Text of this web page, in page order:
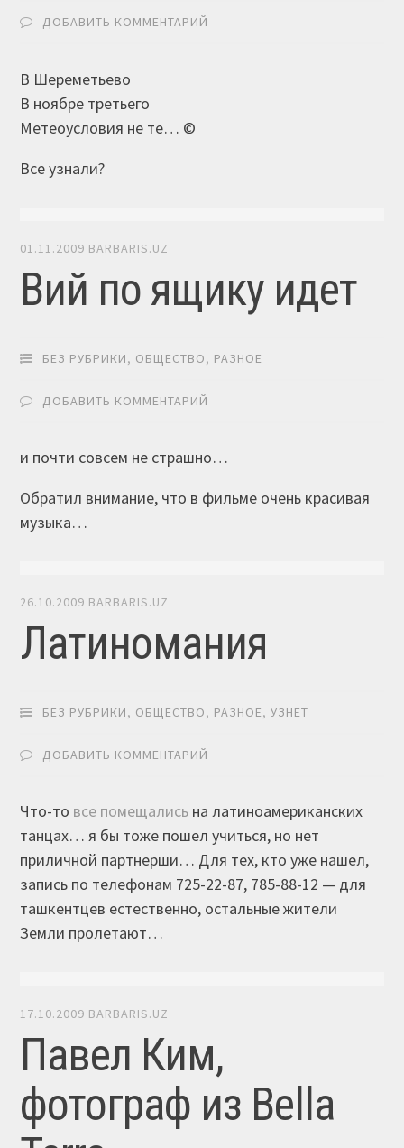
ДОБАВИТЬ КОММЕНТАРИЙ
В Шереметьево
В ноябре третьего
Метеоусловия не те… ©
Все узнали?
01.11.2009 BARBARIS.UZ
Вий по ящику идет
БЕЗ РУБРИКИ, ОБЩЕСТВО, РАЗНОЕ
ДОБАВИТЬ КОММЕНТАРИЙ
и почти совсем не страшно…
Обратил внимание, что в фильме очень красивая
музыка…
26.10.2009 BARBARIS.UZ
Латиномания
БЕЗ РУБРИКИ, ОБЩЕСТВО, РАЗНОЕ,УЗНЕТ
ДОБАВИТЬ КОММЕНТАРИЙ
Что-то все помещались на латиноамериканских
танцах… я бы тоже пошел учиться, но нет
приличной партнерши… Для тех, кто уже нашел,
запись по телефонам 725-22-87, 785-88-12 — для
ташкентцев естественно, остальные жители
Земли пролетают…
17.10.2009 BARBARIS.UZ
Павел Ким,
фотограф из Bella